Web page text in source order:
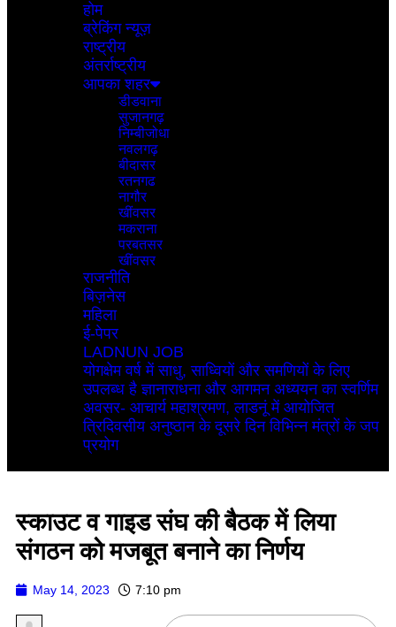
होम
ब्रेकिंग न्यूज़
राष्ट्रीय
अंतर्राष्ट्रीय
आपका शहर
डीडवाना
सुजानगढ़
निम्बीजोधा
नवलगढ़
बीदासर
रतनगढ
नागौर
खींवसर
मकराना
परबतसर
खींवसर
राजनीति
बिज़नेस
महिला
ई-पेपर
LADNUN JOB
योगक्षेम वर्ष में साधु, साध्वियों और समणियों के लिए
उपलब्ध है ज्ञानाराधना और आगमन अध्ययन का स्वर्णिम
अवसर- आचार्य महाश्रमण, लाडनूं में आयोजित
त्रिदिवसीय अनुष्ठान के दूसरे दिन विभिन्न मंत्रों के जप
प्रयोग
स्काउट व गाइड संघ की बैठक में लिया
संगठन को मजबूत बनाने का निर्णय
May 14, 2023 7:10 pm